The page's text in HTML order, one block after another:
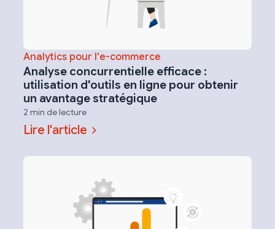
Analytics pour l'e-commerce
Analyse concurrentielle efficace :
utilisation d'outils en ligne pour obtenir
un avantage stratégique
2 min de lecture
Lire l'article